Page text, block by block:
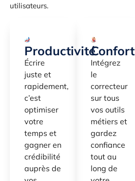
utilisateurs.
Productivité
Écrire
juste et
rapidement,
c’est
optimiser
votre
temps et
gagner en
crédibilité
auprès de
Confort
Intégrez
le
correcteur
sur tous
vos outils
métiers et
gardez
confiance
tout au
long de